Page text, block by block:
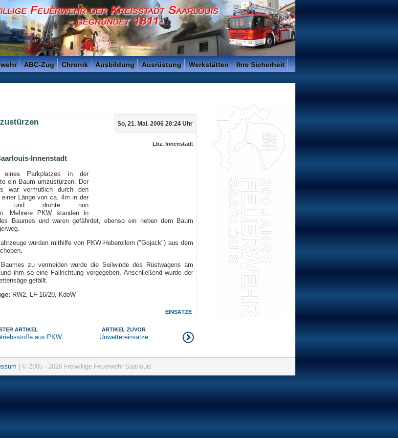
- Gegründet 1811 -
ABC-Zug Chronik Ausbildung Ausrüstung Werkstätten Ihre Sicherheit
So, 21. Mai. 2006 20:24 Uhr
Lbz. Innenstadt
Innenstadt
Parkplatzes in der
ein Baum umzustürzen. Der
war vermutlich durch den
Länge von ca. 4m in der
und drohte nun
Mehrere PKW standen in
Baumes und waren gefährdet, ebenso ein neben dem Baum
wurden mithilfe von PKW-Heberollern ("Gojack") aus dem
zu vermeiden wurde die Seilwinde des Rüstwagens am
ihm so eine Fallrichtung vorgegeben. Anschließend wurde der
gefällt.
RW2, LF 16/20, KdoW
EINSÄTZE
ARTIKEL ZUVOR
Unwettereinsätze
ARTIKEL
aus PKW
| © 2005 - 2026 Freiwillige Feuerwehr Saarlouis